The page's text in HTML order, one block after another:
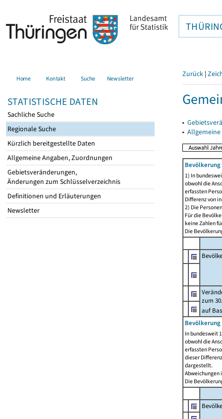
Home Kontakt Suche Newsletter
STATISTISCHE DATEN
Sachliche Suche
Regionale Suche
Kürzlich bereitgestellte Daten
Allgemeine Angaben, Zuordnungen
Gebietsveränderungen,
Änderungen zum Schlüsselverzeichnis
Definitionen und Erläuterungen
Newsletter
Zurück |
▸
▸
1) In
obwohl die
erfassten
Differenz von
2) Die
Für die
keine Zahlen
Die
zum
auf
Bevölkerung
In bundesweit
obwohl die
erfassten
dieser
dargestellt.
Abweichungen
Die